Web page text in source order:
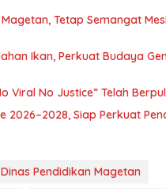
Tetap Semangat
Ikan, Perkuat Budaya
Viral No Justice” Telah
2026–2028, Siap Perkuat
Dinas Pendidikan Magetan